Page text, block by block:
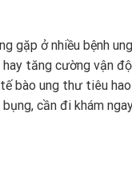
gặp ở nhiều bệnh
tăng cường vận
bào ung thư tiêu
cần đi khám